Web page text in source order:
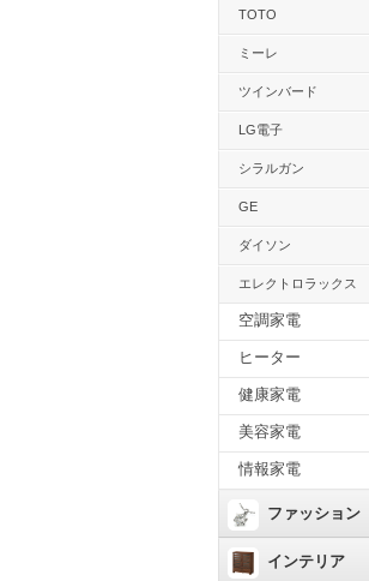
TOTO
ミーレ
ツインバード
LG電子
シラルガン
GE
ダイソン
エレクトロラックス
空調家電
ヒーター
健康家電
美容家電
情報家電
ファッション
インテリア